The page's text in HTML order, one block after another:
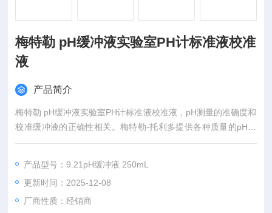
梅特勒 pH缓冲液实验室PH计标准液校准
液
产品简介
梅特勒 pH缓冲液实验室PH计标准液校准液，pH测量的准确度和
校准缓冲液的正确性相关。梅特勒-托利多提供各种质量的pH缓
冲液，可满足您的特定需求。梅特勒 托利多(METTLER TOLED
于实验室、制造业和零售服务业。
产品型号：9.21pH缓冲液 250mL
更新时间：2025-12-08
厂商性质：经销商